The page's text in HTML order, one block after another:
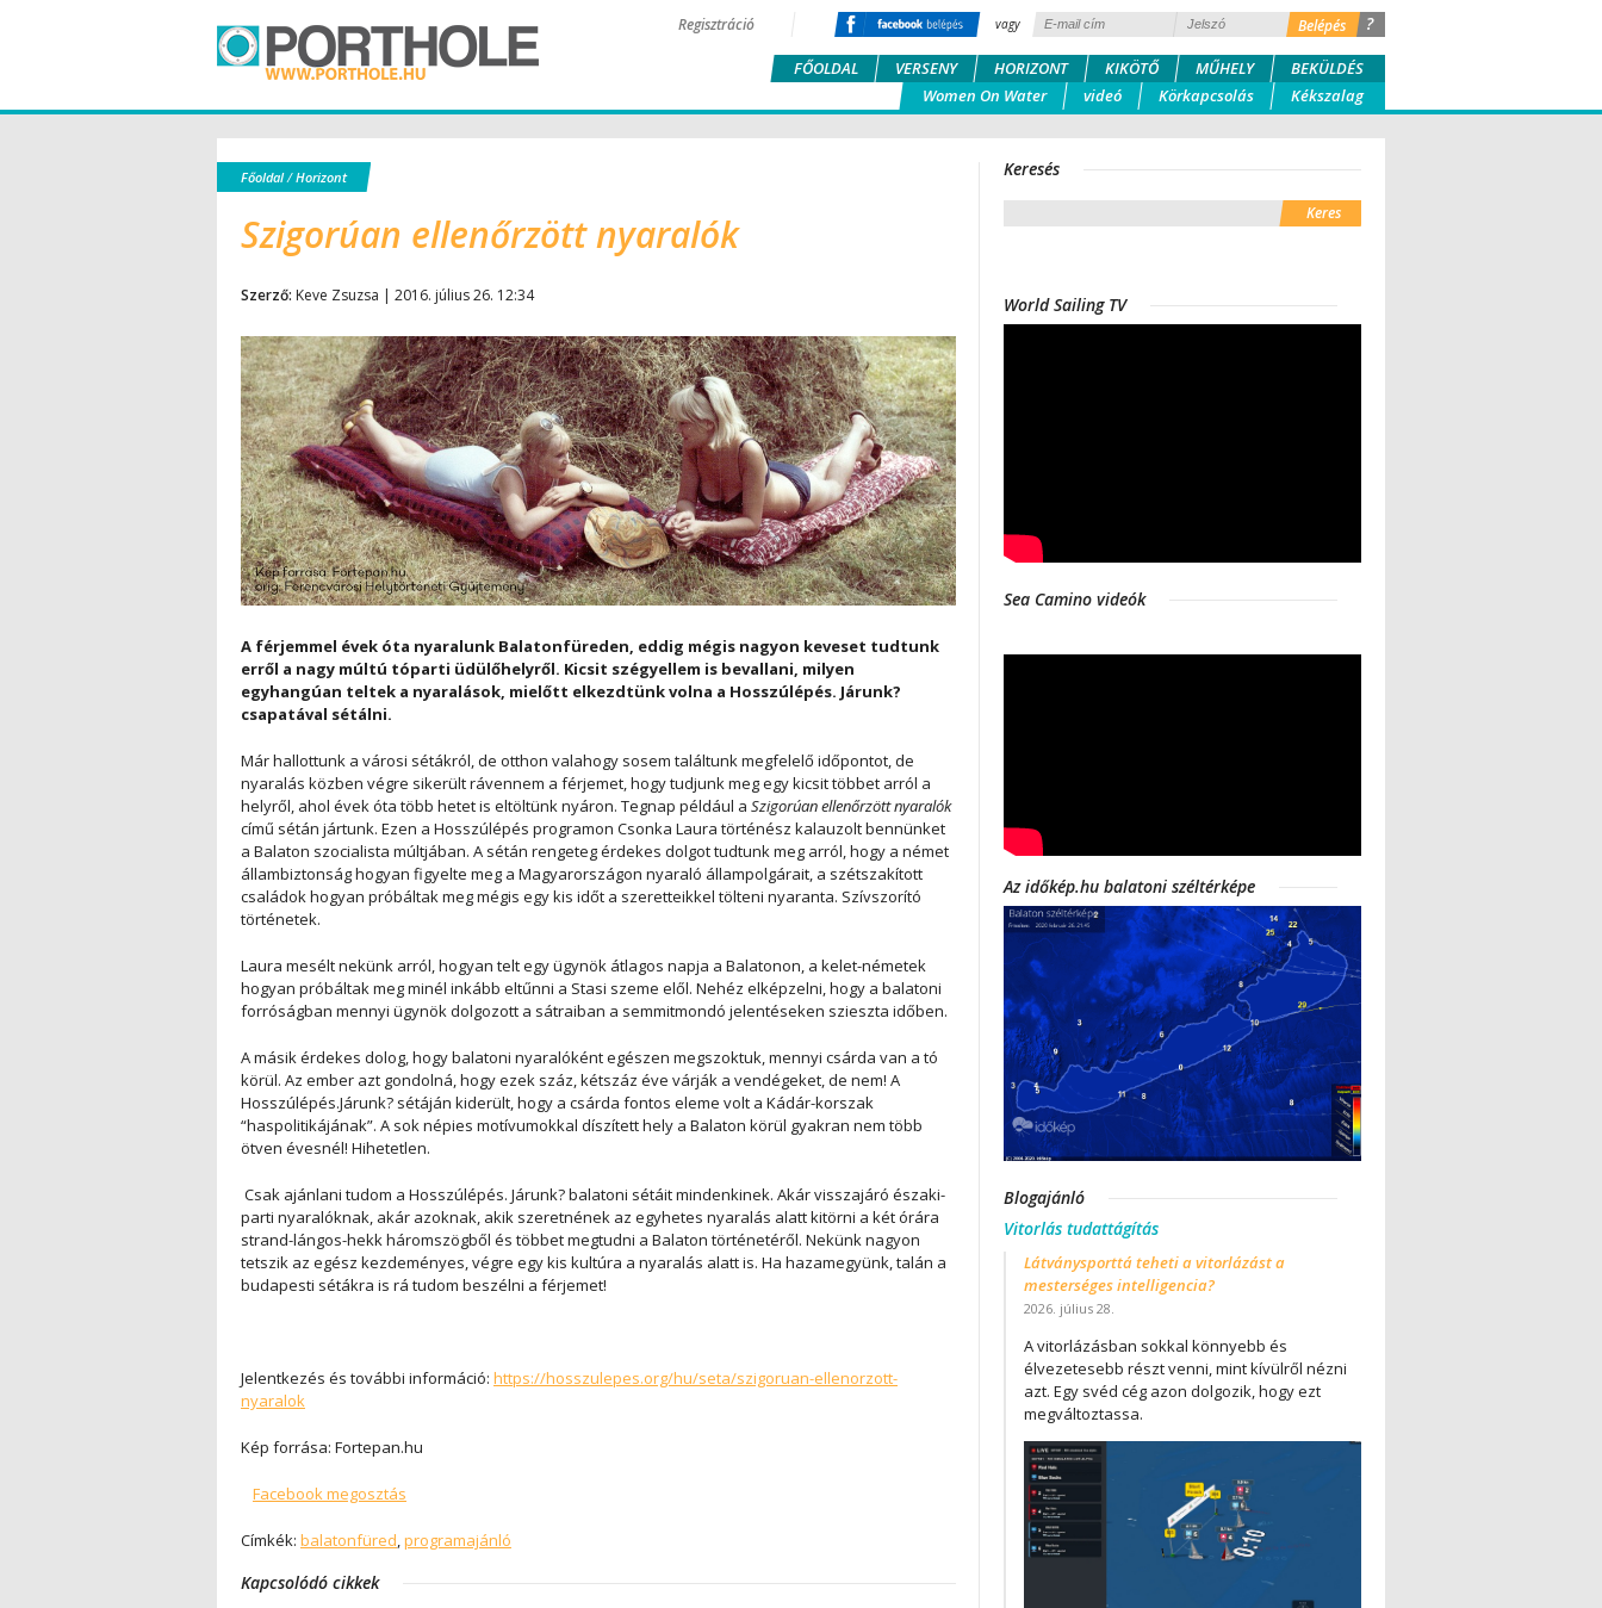
?
vagy
Regisztráció
FŐOLDAL VERSENY HORIZONT KIKÖTŐ MŰHELY
BEKÜLDÉS
Women On Water
videó Körkapcsolás Kékszalag
Főoldal/Horizont
Szigorúan ellenőrzött nyaralók
Szerző: Keve Zsuzsa | 2016. július 26. 12:34
A férjemmel évek óta nyaralunk Balatonfüreden, eddig mégis nagyon keveset tudtunk
erről a nagy múltú tóparti üdülőhelyről. Kicsit szégyellem is bevallani, milyen
egyhangúan teltek a nyaralások, mielőtt elkezdtünk volna a Hosszúlépés. Járunk?
csapatával sétálni.
Már hallottunk a városi sétákról, de otthon valahogy sosem találtunk megfelelő időpontot, de
nyaralás közben végre sikerült rávennem a férjemet, hogy tudjunk meg egy kicsit többet arról a
helyről, ahol évek óta több hetet is eltöltünk nyáron. Tegnap például a Szigorúan ellenőrzött nyaralók
című sétán jártunk. Ezen a Hosszúlépés programon Csonka Laura történész kalauzolt bennünket
a Balaton szocialista múltjában. A sétán rengeteg érdekes dolgot tudtunk meg arról, hogy a német
állambiztonság hogyan figyelte meg a Magyarországon nyaraló állampolgárait, a szétszakított
családok hogyan próbáltak meg mégis egy kis időt a szeretteikkel tölteni nyaranta. Szívszorító
történetek.
Laura mesélt nekünk arról, hogyan telt egy ügynök átlagos napja a Balatonon, a kelet-németek
hogyan próbáltak meg minél inkább eltűnni a Stasi szeme elől. Nehéz elképzelni, hogy a balatoni
forróságban mennyi ügynök dolgozott a sátraiban a semmitmondó jelentéseken szieszta időben.
A másik érdekes dolog, hogy balatoni nyaralóként egészen megszoktuk, mennyi csárda van a tó
körül. Az ember azt gondolná, hogy ezek száz, kétszáz éve várják a vendégeket, de nem! A
Hosszúlépés.Járunk? sétáján kiderült, hogy a csárda fontos eleme volt a Kádár-korszak
“haspolitikájának”. A sok népies motívumokkal díszített hely a Balaton körül gyakran nem több
ötven évesnél! Hihetetlen.
Csak ajánlani tudom a Hosszúlépés. Járunk? balatoni sétáit mindenkinek. Akár visszajáró északi-
parti nyaralóknak, akár azoknak, akik szeretnének az egyhetes nyaralás alatt kitörni a két órára
strand-lángos-hekk háromszögből és többet megtudni a Balaton történetéről. Nekünk nagyon
tetszik az egész kezdeményes, végre egy kis kultúra a nyaralás alatt is. Ha hazamegyünk, talán a
budapesti sétákra is rá tudom beszélni a férjemet!
Jelentkezés és további információ: https://hosszulepes.org/hu/seta/szigoruan-ellenorzott-
nyaralok
Kép forrása: Fortepan.hu
Facebook megosztás
Címkék: balatonfüred programajánló
Kapcsolódó cikkek
Keresés
World Sailing TV
Sea Camino videók
Az időkép.hu balatoni széltérképe
Blogajánló
Vitorlás tudattágítás
Látványsporttá teheti a vitorlázást a
mesterséges intelligencia?
2026. július 28.
A vitorlázásban sokkal könnyebb és
élvezetesebb részt venni, mint kívülről nézni
azt. Egy svéd cég azon dolgozik, hogy ezt
megváltoztassa.